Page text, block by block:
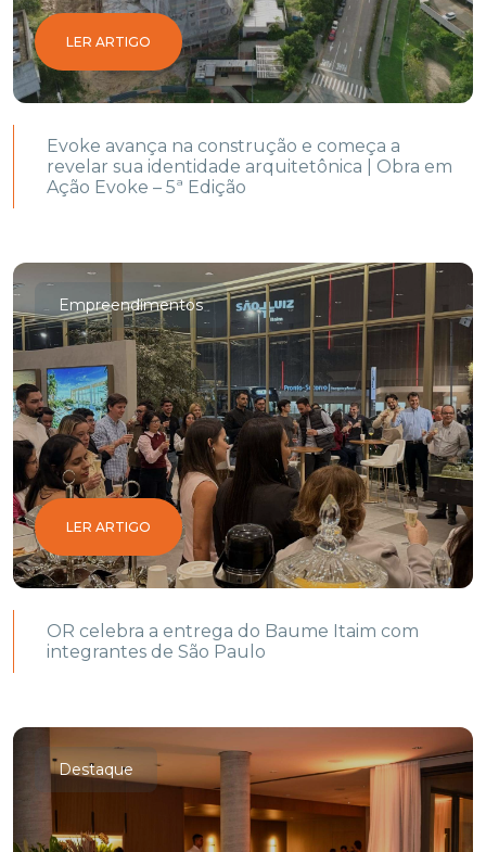
LER ARTIGO
Evoke avança na construção e começa a
revelar sua identidade arquitetônica | Obra em
Ação Evoke – 5ª Edição
Empreendimentos
LER ARTIGO
OR celebra a entrega do Baume Itaim com
integrantes de São Paulo
Destaque